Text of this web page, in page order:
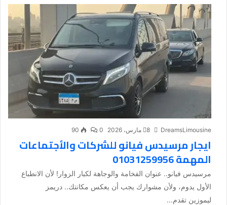
DreamsLimousine 8 مارس، 2026 0
90
ايجار مرسيدس فيانو للشركات والأجتماعات
المهمة 01031259956
مرسيدس فيانو.. عنوان الفخامة والوجاهة لكبار الزوار! لأن الانطباع
الأول يدوم، ولأن مشوارك يجب أن يعكس مكانتك.. دريمز
ليموزين تقدم...